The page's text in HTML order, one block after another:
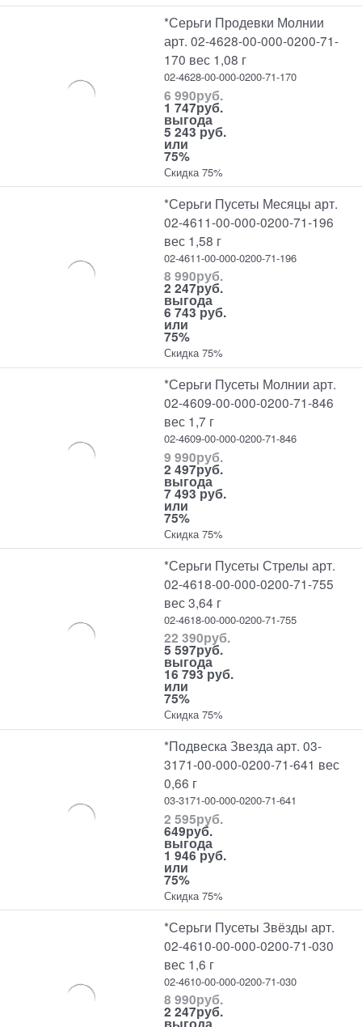
*Серьги Продевки Молнии
арт. 02-4628-00-000-0200-71-
170 вес 1,08 г
02-4628-00-000-0200-71-170
6 990руб.
1 747руб.
выгода
5 243 руб.
или
75%
Скидка 75%
*Серьги Пусеты Месяцы арт.
02-4611-00-000-0200-71-196
вес 1,58 г
02-4611-00-000-0200-71-196
8 990руб.
2 247руб.
выгода
6 743 руб.
или
75%
Скидка 75%
*Серьги Пусеты Молнии арт.
02-4609-00-000-0200-71-846
вес 1,7 г
02-4609-00-000-0200-71-846
9 990руб.
2 497руб.
выгода
7 493 руб.
или
75%
Скидка 75%
*Серьги Пусеты Стрелы арт.
02-4618-00-000-0200-71-755
вес 3,64 г
02-4618-00-000-0200-71-755
22 390руб.
5 597руб.
выгода
16 793 руб.
или
75%
Скидка 75%
*Подвеска Звезда арт. 03-
3171-00-000-0200-71-641 вес
0,66 г
03-3171-00-000-0200-71-641
2 595руб.
649руб.
выгода
1 946 руб.
или
75%
Скидка 75%
*Серьги Пусеты Звёзды арт.
02-4610-00-000-0200-71-030
вес 1,6 г
02-4610-00-000-0200-71-030
8 990руб.
2 247руб.